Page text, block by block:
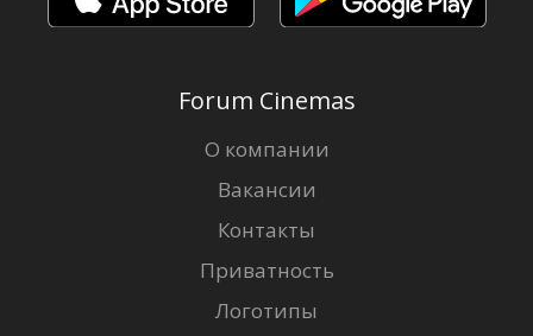
Forum Cinemas
О компании
Вакансии
Контакты
Приватность
Логотипы